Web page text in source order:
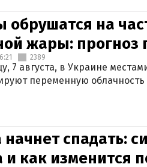
обрушатся на
жары: прогноз
2389
7 августа, в Украине
переменную
спадать:
и как изменится